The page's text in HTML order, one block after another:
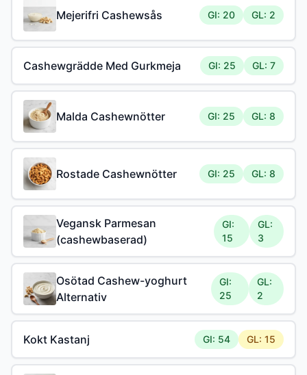
Mejerifri Cashewsås GI: 20 GL: 2
Cashewgrädde Med Gurkmeja GI: 25 GL: 7
Malda Cashewnötter GI: 25 GL: 8
Rostade Cashewnötter GI: 25 GL: 8
Vegansk Parmesan
(cashewbaserad)
GI:
15
GL:
3
Osötad Cashew-yoghurt
Alternativ
GI:
25
GL:
2
Kokt Kastanj GI: 54 GL: 15